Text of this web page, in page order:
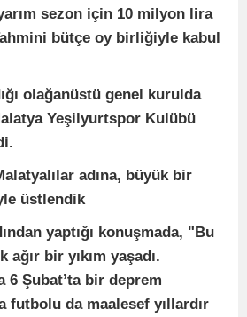
sezon için 10 milyon lira
bütçe oy birliğiyle kabul
olağanüstü genel kurulda
Yeşilyurtspor Kulübü
adına, büyük bir
üstlendik
yaptığı konuşmada, "Bu
ağır bir yıkım yaşadı.
6 Şubat’ta bir deprem
futbolu da maalesef yıllardır